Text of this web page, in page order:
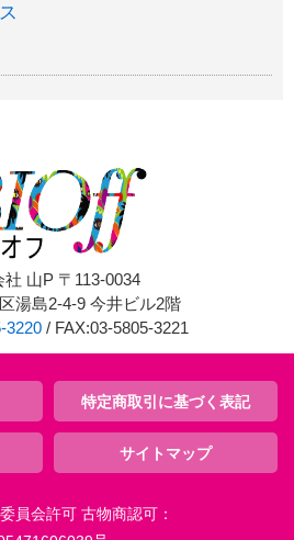
社 山P 〒113-0034
湯島2-4-9 今井ビル2階
3220/ FAX:03-5805-3221
特定商取引に基づく表記
サイトマップ
員会許可 古物商認可：